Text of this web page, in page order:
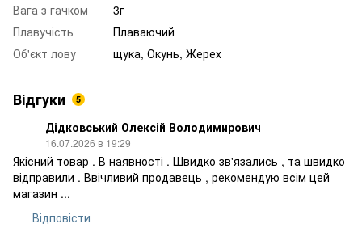
Вага з гачком
3г
Плавучість
Плаваючий
Об'єкт лову
щука, Окунь, Жерех
Відгуки 5
Дідковський Олексій Володимирович
16.07.2026 в 19:29
Якісний товар . В наявності . Швидко зв'язались , та швидко
відправили . Ввічливий продавець , рекомендую всім цей
магазин ...
Відповісти